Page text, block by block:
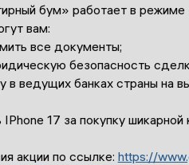
бум» работает в режиме
вам:
все документы;
безопасность
в ведущих банках страны на
17 за покупку
акции по ссылке: https://